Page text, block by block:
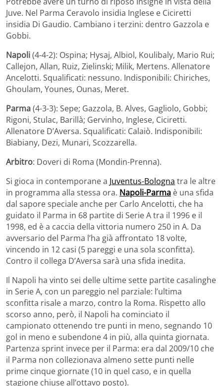
Juve. Nel Parma Ceravolo insidia Inglese e Ciciretti
insidia Di Gaudio. Cambiano i terzini: dentro Gazzola e
Gobbi.
Napoli(4-4-2): Ospina; Hysaj, Albiol, Koulibaly, Mario Rui;
Callejon, Allan, Ruiz, Zielinski; Milik, Mertens. Allenatore
Ancelotti. Squalificati: nessuno. Indisponibili: Chiriches,
Ghoulam, Younes, Ounas, Meret.
Parma(4-3-3): Sepe; Gazzola, B. Alves, Gagliolo, Gobbi;
Rigoni, Stulac, Barillà; Gervinho, Inglese, Ciciretti.
Allenatore D’Aversa. Squalificati: Calaiò. Indisponibili:
Biabiany, Dezi, Munari, Scozzarella.
Arbitro: Doveri di Roma (Mondin-Prenna).
Si gioca in contemporane a Juventus-Bologna tra le altre
in programma alla stessa ora. Napoli-Parma è una sfida
dal sapore speciale anche per Carlo Ancelotti, che ha
guidato il Parma in 68 partite di Serie A tra il 1996 e il
1998, ed è a caccia della vittoria numero 250 in A. Da
avversario del Parma l’ha già affrontato 18 volte,
vincendo in 12 casi (5 pareggi e una sola sconfitta).
Contro il collega D’Aversa sarà una sfida inedita.
Il Napoli ha vinto sei delle ultime sette partite casalinghe
in Serie A, con un pareggio nel parziale: l’ultima
sconfitta risale a marzo, contro la Roma. Rispetto allo
scorso anno, però, il Napoli ha cominciato il
campionato ottenendo tre punti in meno, segnando 10
gol in meno e subendone 4 in più, alla quinta giornata.
Partenza sprint invece per il Parma: era dal 2009/10 che
il Parma non collezionava almeno sette punti nelle
prime cinque giornate (10 in quel caso, e in quella
stagione chiuse all’ottavo posto).